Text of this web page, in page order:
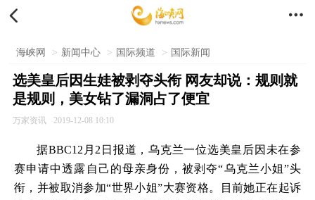
 
海峡网 > 新闻中心 > 国际频道 > 国际新闻
选美皇后因生娃被剥夺头衔 网友却说：规则就
是规则，美女钻了漏洞占了便宜
万家资讯 2019-12-08 10:10
据BBC12月2日报道，乌克兰一位选美皇后因未在参
赛申请中透露自己的母亲身份，被剥夺“乌克兰小姐”头
衔，并被取消参加“世界小姐”大赛资格。目前她正在起诉